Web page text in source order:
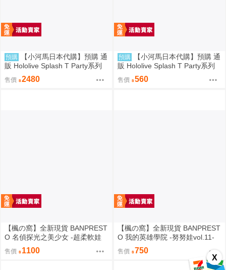
X
預購
【小河馬日本代購】預購 通
販 Hololive Splash T Party系列
商品 T恤 等身大毛巾 橡膠手環
售價 2480
預購
【小河馬日本代購】預購 通
販 Hololive Splash T Party系列
商品
售價 560
【楓の窩】全新現貨 BANPREST
O 名偵探光之美少女 -超柔軟娃
娃- 森亞露露卡【日版】
售價 1100
【楓の窩】全新現貨 BANPREST
O 我的英雄學院 -努努娃vol.11-
爆豪勝己【日版】
售價 750